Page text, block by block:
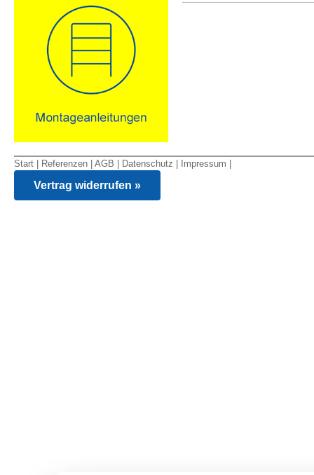
Start Referenzen AGB Datenschutz Impressum
Vertrag widerrufen »